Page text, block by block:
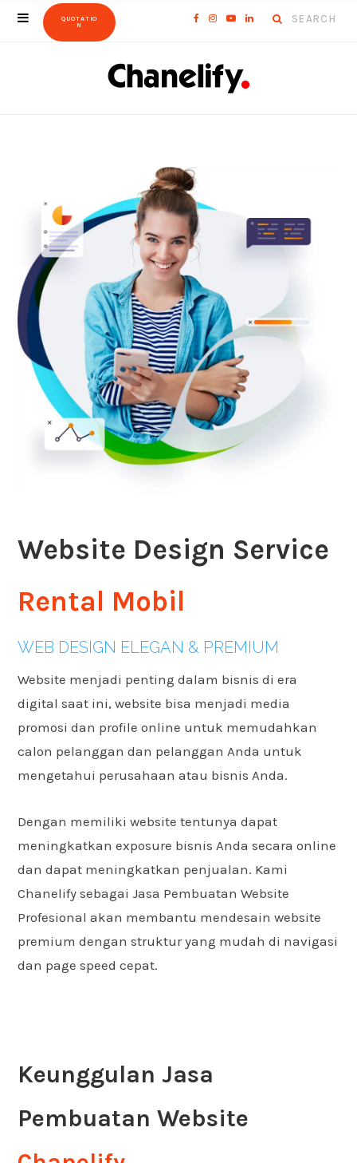
Search
F
o
k
I
r
Y
u
L
QUOTATIO
N
Website Design Service
Rental Mobil
WEB DESIGN ELEGAN & PREMIUM
Website menjadi penting dalam bisnis di era
digital saat ini, website bisa menjadi media
promosi dan profile online untuk memudahkan
calon pelanggan dan pelanggan Anda untuk
mengetahui perusahaan atau bisnis Anda.
Dengan memiliki website tentunya dapat
meningkatkan exposure bisnis Anda secara online
dan dapat meningkatkan penjualan. Kami
Chanelify sebagai Jasa Pembuatan Website
Profesional akan membantu mendesain website
premium dengan struktur yang mudah di navigasi
dan page speed cepat.
Keunggulan Jasa
Pembuatan Website